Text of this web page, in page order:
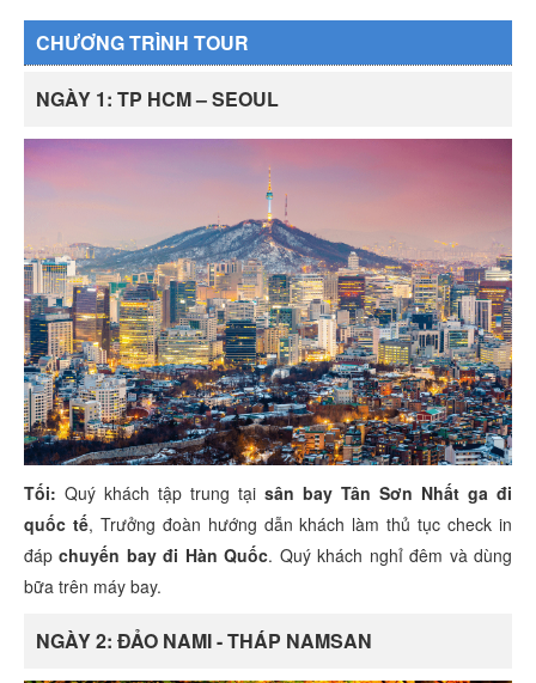
CHƯƠNG TRÌNH TOUR
NGÀY 1: TP HCM – SEOUL
Tối: Quý khách tập trung tại sân bay Tân Sơn Nhất ga đi
quốc tế, Trưởng đoàn hướng dẫn khách làm thủ tục check in
đápchuyến bay đi Hàn Quốc. Quý khách nghỉ đêm và dùng
bữa trên máy bay.
NGÀY 2: ĐẢO NAMI - THÁP NAMSAN